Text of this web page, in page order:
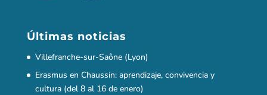
Últimas noticias
Villefranche-sur-Saône (Lyon)
Erasmus en Chaussin: aprendizaje, convivencia y
cultura (del 8 al 16 de enero)